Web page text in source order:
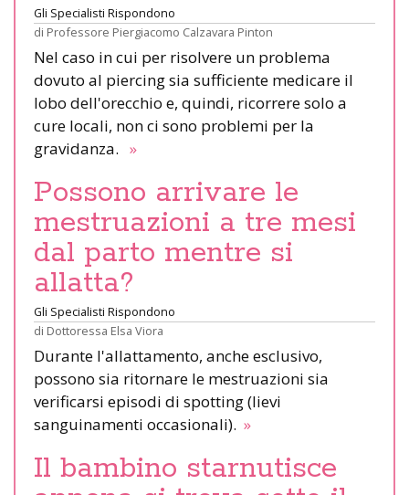
Gli Specialisti Rispondono
di Professore Piergiacomo Calzavara Pinton
Nel caso in cui per risolvere un problema
dovuto al piercing sia sufficiente medicare il
lobo dell'orecchio e, quindi, ricorrere solo a
cure locali, non ci sono problemi per la
gravidanza. »
Possono arrivare le
mestruazioni a tre mesi
dal parto mentre si
allatta?
Gli Specialisti Rispondono
di Dottoressa Elsa Viora
Durante l'allattamento, anche esclusivo,
possono sia ritornare le mestruazioni sia
verificarsi episodi di spotting (lievi
sanguinamenti occasionali). »
Il bambino starnutisce